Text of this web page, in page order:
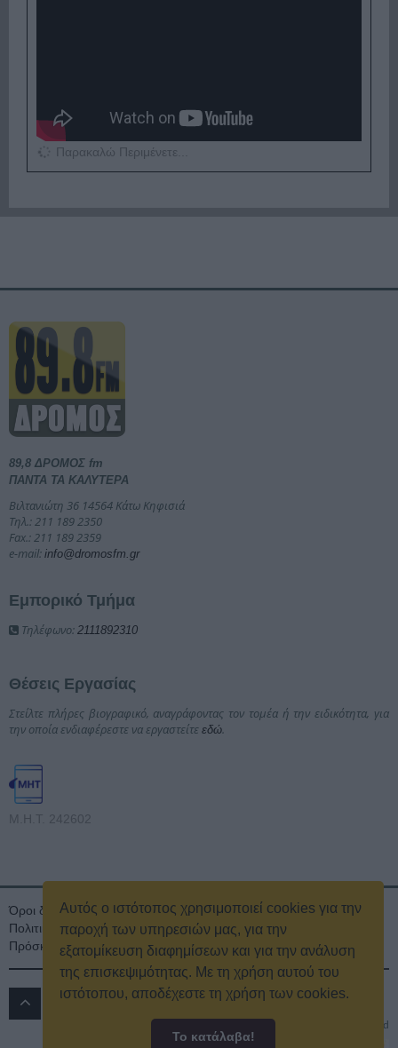
Αυτός ο ιστότοπος χρησιμοποιεί cookies για την
παροχή των υπηρεσιών μας, για την
εξατομίκευση διαφημίσεων και για την ανάλυση
της επισκεψιμότητας. Με τη χρήση αυτού του
ιστότοπου, αποδέχεστε τη χρήση των cookies.
Το κατάλαβα!
Παρακαλώ Περιμένετε...
89,8 ΔΡΟΜΟΣ fm
ΠΑΝΤΑ ΤΑ ΚΑΛΥΤΕΡΑ
Βιλτανιώτη 36 14564 Κάτω Κηφισιά
Τηλ.: 211 189 2350
Fax.: 211 189 2359
e-mail: info@dromosfm.gr
Εμπορικό Τμήμα
Τηλέφωνο: 2111892310
Θέσεις Εργασίας
Στείλτε πλήρες βιογραφικό, αναγράφοντας τον τομέα ή την ειδικότητα, για
την οποία ενδιαφέρεστε να εργαστείτε εδώ.
Μ.Η.Τ. 242602
Όροι διαγωνισμού Όροι Χρήσης
Ταυτότητα
Πολιτική Απορρήτου & Cookies
Επικοινωνία
Οικονομικά στοιχεία
Πρόσκληση τακτικής γενικής συνέλευσης
Κρατική Διαφήμιση
ΔΡΟΜΟΣ 89.8 FM All rights reserved